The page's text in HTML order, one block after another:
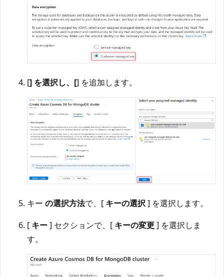
[] を選択し、[] を追加します。
キー の選択方法で、[ キーの選択] を選択します。
[ キー] セクションで、[ キーの変更] を選択しま
す。